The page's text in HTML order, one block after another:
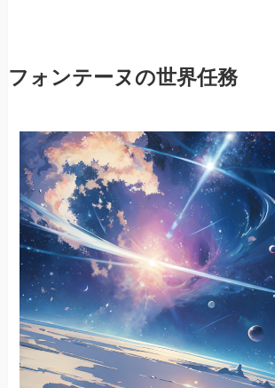
フォンテーヌの世界任務